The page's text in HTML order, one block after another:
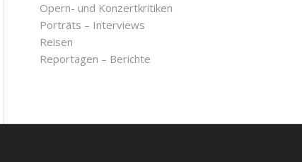
Opern- und Konzertkritiken
Porträts – Interviews
Reisen
Reportagen – Berichte